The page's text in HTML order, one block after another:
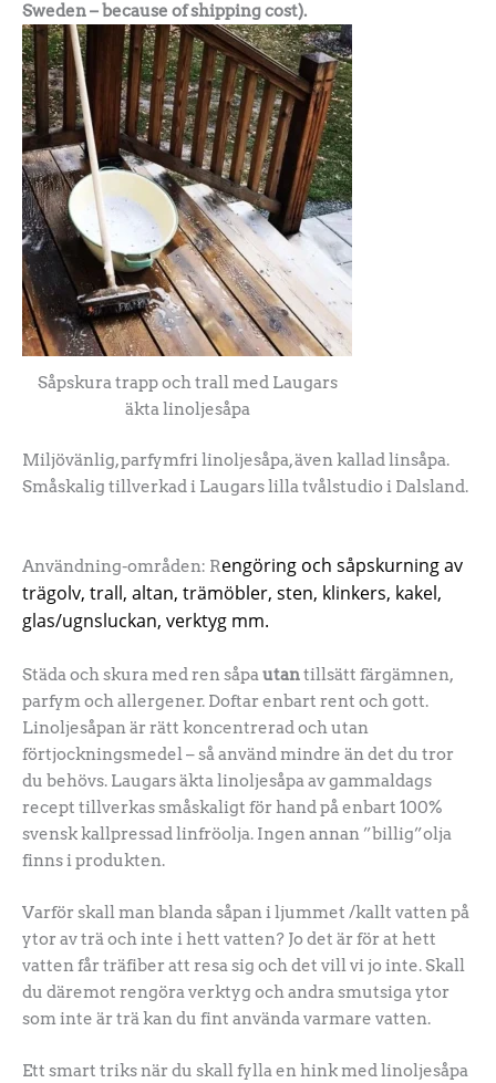
Sweden – because of shipping cost).
Såpskura trapp och trall med Laugars
äkta linoljesåpa
Miljövänlig, parfymfri linoljesåpa, även kallad linsåpa.
Småskalig tillverkad i Laugars lilla tvålstudio i Dalsland.
Användning-områden: Rengöring och såpskurning av
trägolv, trall, altan, trämöbler, sten, klinkers, kakel,
glas/ugnsluckan, verktyg mm.
Städa och skura med ren såpautantillsätt färgämnen,
parfym och allergener. Doftar enbart rent och gott.
Linoljesåpan är rätt koncentrerad och utan
förtjockningsmedel – så använd mindre än det du tror
du behövs. Laugars äkta linoljesåpa av gammaldags
recept tillverkas småskaligt för hand på enbart 100%
svensk kallpressad linfröolja. Ingen annan ”billig”olja
finns i produkten.
Varför skall man blanda såpan i ljummet /kallt vatten på
ytor av trä och inte i hett vatten? Jo det är för at hett
vatten får träfiber att resa sig och det vill vi jo inte. Skall
du däremot rengöra verktyg och andra smutsiga ytor
som inte är trä kan du fint använda varmare vatten.
Ett smart triks när du skall fylla en hink med linoljesåpa